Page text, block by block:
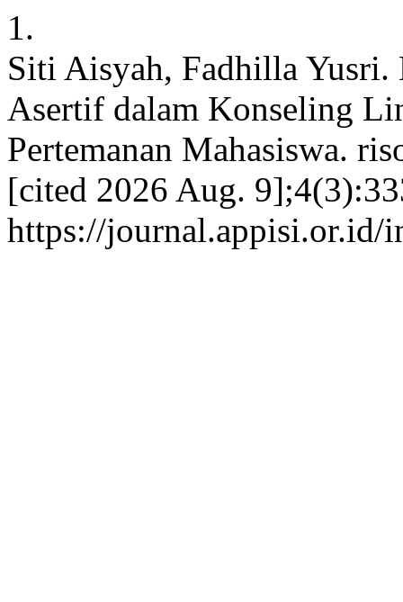
1.
Siti Aisyah, Fadhilla
Asertif dalam Konseling
Pertemanan Mahasiswa.
[cited 2026 Aug.
https://journal.appisi.or.id/